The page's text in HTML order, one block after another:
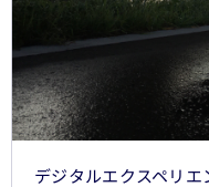
デジタルエクスペリエ